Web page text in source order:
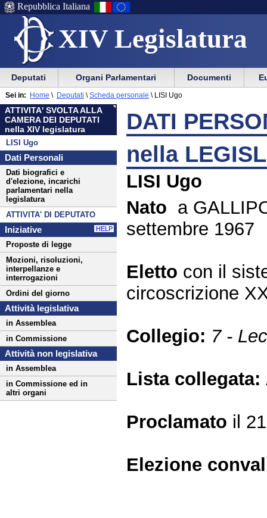
XIV Legislatura
Menu
di
ausilio
alla
navigazione
Vai
Menu
di
navigazione
principale
Repubblica Italiana
Menu
di
navigazione
principale
Vai
menu
di
sezione
Deputati Organi Parlamentari Documenti
ATTIVITA' SVOLTA ALLA
CAMERA DEI DEPUTATI
nella XIV legislatura
LISI Ugo
Dati Personali
Dati biografici e
d'elezione, incarichi
parlamentari nella
legislatura
ATTIVITA' DI DEPUTATO
Iniziative HELP
Proposte di legge
Mozioni, risoluzioni,
interpellanze e
interrogazioni
Ordini del giorno
Attività legislativa
in Assemblea
in Commissione
Attività non legislativa
in Assemblea
in Commissione ed in
altri organi
Sei in: Home \ Deputati \ Scheda personale \ LISI Ugo
DATI
nella
LISI Ugo
Nato a
settembre 1967
Eletto con il
circoscrizione
Collegio: 7 -
Lista collegata:
Proclamato il
Elezione